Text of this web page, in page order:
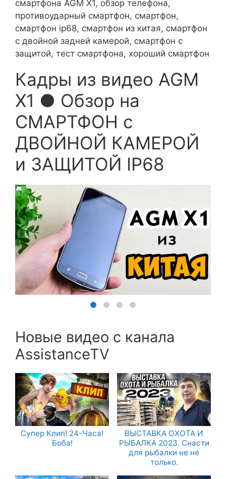
смартфона AGM X1, обзор телефона,
противоударный смартфон, смартфон,
смартфон ip68, смартфон из китая, смартфон
с двойной задней камерой, смартфон с
защитой, тест смартфона, хороший смартфон
Кадры из видео AGM
X1 ● Обзор на
СМАРТФОН с
ДВОЙНОЙ КАМЕРОЙ
и ЗАЩИТОЙ IP68
Новые видео с канала
AssistanceTV
Супер Клип! 24-Часа!
Боба!
ВЫСТАВКА ОХОТА И
РЫБАЛКА 2023. Снасти
для рыбалки не не
только.